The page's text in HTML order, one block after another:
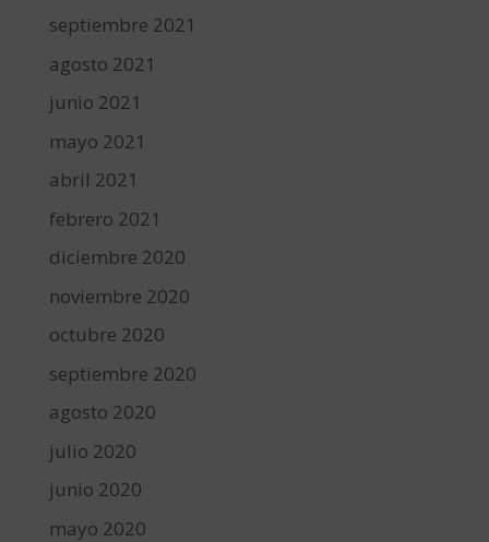
septiembre 2021
agosto 2021
junio 2021
mayo 2021
abril 2021
febrero 2021
diciembre 2020
noviembre 2020
octubre 2020
septiembre 2020
agosto 2020
julio 2020
junio 2020
mayo 2020